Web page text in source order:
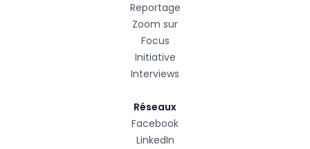
Reportage
Zoom sur
Focus
Initiative
Interviews
Réseaux
Facebook
LinkedIn